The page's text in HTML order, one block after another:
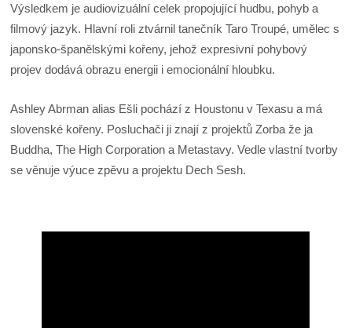
Výsledkem je audiovizuální celek propojující hudbu, pohyb a
filmový jazyk. Hlavní roli ztvárnil tanečník Taro Troupé, umělec s
japonsko-španělskými kořeny, jehož expresivní pohybový
projev dodává obrazu energii i emocionální hloubku.
Ashley Abrman alias Ešli pochází z Houstonu v Texasu a má
slovenské kořeny. Posluchači ji znají z projektů Zorba že ja
Buddha, The High Corporation a Metastavy. Vedle vlastní tvorby
se věnuje výuce zpěvu a projektu Dech Sesh.